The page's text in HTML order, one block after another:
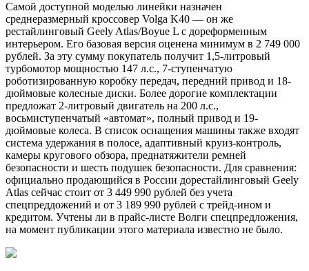
Самой доступной моделью линейки назначен
среднеразмерный кроссовер Volga K40 — он же
рестайлинговый Geely Atlas/Boyue L с дореформенным
интерьером. Его базовая версия оценена минимум в 2 749 000
рублей. За эту сумму покупатель получит 1,5-литровый
турбомотор мощностью 147 л.с., 7-ступенчатую
роботизированную коробку передач, передний привод и 18-
дюймовые колесные диски. Более дорогие комплектации
предложат 2-литровый двигатель на 200 л.с.,
восьмиступенчатый «автомат», полный привод и 19-
дюймовые колеса. В список оснащения машины также входят
система удержания в полосе, адаптивный круиз-контроль,
камеры кругового обзора, преднатяжители ремней
безопасности и шесть подушек безопасности. Для сравнения:
официально продающийся в России дорестайлинговый Geely
Atlas сейчас стоит от 3 449 990 рублей без учета
спецпреддожений и от 3 189 990 рублей с трейд-ином и
кредитом. Учтены ли в прайс-листе Волги спецпредложения,
на момент публикации этого материала известно не было.